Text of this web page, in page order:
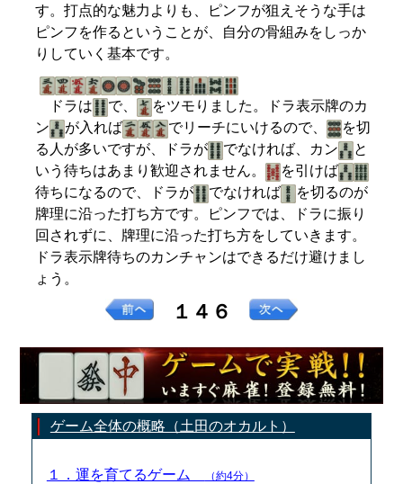
す。打点的な魅力よりも、ピンフが狙えそうな手は
ピンフを作るということが、自分の骨組みをしっか
りしていく基本です。
ドラは で、
をツモりました。ドラ表示牌のカ
ン
が入れば でリーチにいけるので、
を切
る人が多いですが、ドラが
でなければ、カン
と
いう待ちはあまり歓迎されません。
を引けば
待ちになるので、ドラが
でなければ
を切るのが
牌理に沿った打ち方です。ピンフでは、ドラに振り
回されずに、牌理に沿った打ち方をしていきます。
ドラ表示牌待ちのカンチャンはできるだけ避けまし
ょう。
１４６
ゲーム全体の概略（土田のオカルト）
１．運を育てるゲーム （約4分）